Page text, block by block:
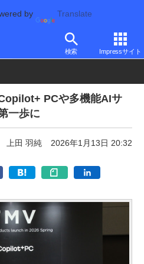
by Translate
検索 Impressサイト
PCや多機能AIサ
一歩に
上田 羽純 2026年1月13日 20:32